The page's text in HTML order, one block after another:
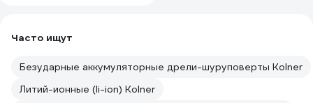
Часто ищут
Безударные аккумуляторные дрели-шуруповерты Kolner
Литий-ионные (li-ion) Kolner